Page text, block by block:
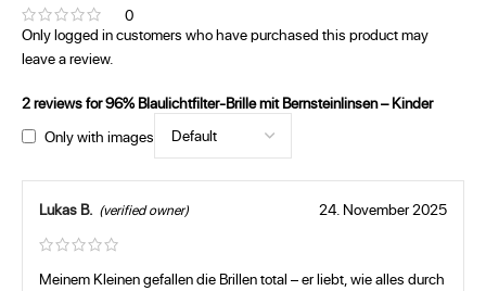
0
2 reviews for96% Blaulichtfilter-Brille mit Bernsteinlinsen – Kinder
Only with images
Lukas B. (verified owner) 24. November 2025
Meinem Kleinen gefallen die Brillen total – er liebt, wie alles durch
Only logged in customers who have purchased this product may
leave a review.